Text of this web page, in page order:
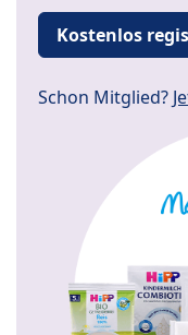
Kostenlos
Schon Mitglied?